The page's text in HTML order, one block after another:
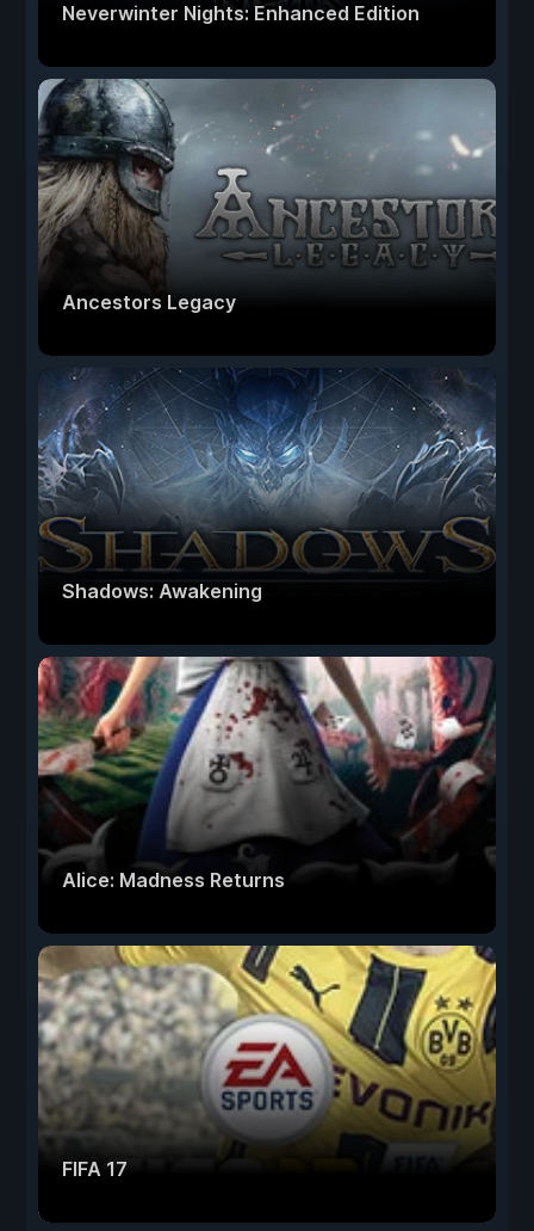
Neverwinter Nights: Enhanced Edition
Ancestors Legacy
Shadows: Awakening
Alice: Madness Returns
FIFA 17